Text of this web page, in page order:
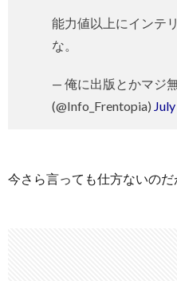
能力値以上にインテ
な。
— 俺に出版とかマジ
(@Info_Frentopia)
今さら言っても仕方ないのだ